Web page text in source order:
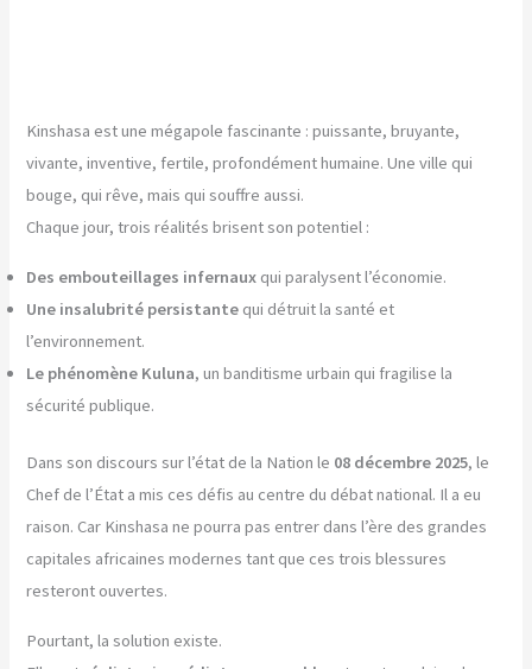
Kinshasa est une mégapole fascinante : puissante, bruyante,
vivante, inventive, fertile, profondément humaine. Une ville qui
bouge, qui rêve, mais qui souffre aussi.
Chaque jour, trois réalités brisent son potentiel :
Des embouteillages infernaux qui paralysent l’économie.
Une insalubrité persistante qui détruit la santé et
l’environnement.
Le phénomène Kuluna, un banditisme urbain qui fragilise la
sécurité publique.
Dans son discours sur l’état de la Nation le 08 décembre 2025, le
Chef de l’État a mis ces défis au centre du débat national. Il a eu
raison. Car Kinshasa ne pourra pas entrer dans l’ère des grandes
capitales africaines modernes tant que ces trois blessures
resteront ouvertes.
Pourtant, la solution existe.